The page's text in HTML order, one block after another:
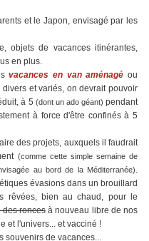
et le Japon, envisagé par les
objets de vacances itinérantes,
en plus.
vacances en van aménagé ou
et variés, on devrait pouvoir
à 5 (dont un ado géant) pendant
à force d'être confinés à 5
des projets, auxquels il faudrait
(comme cette simple semaine de
au bord de la Méditerranée).
évasions dans un brouillard
rêvées, bien au chaud, pour le
des roncesà nouveau libre de nos
et l'univers... et vacciné !
souvenirs de vacances...